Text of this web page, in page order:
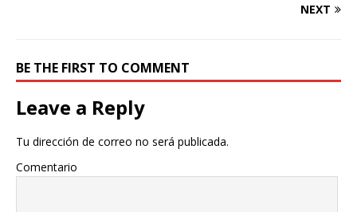
NEXT
BE THE FIRST TO COMMENT
Leave a Reply
Tu dirección de correo no será publicada.
Comentario